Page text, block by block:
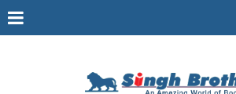
Toggle